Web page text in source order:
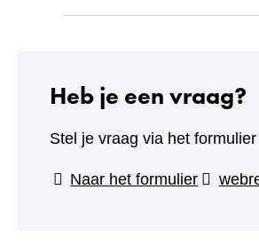
Heb je een vraag?
Stel je vraag via het
Naar het formulier(verwijst